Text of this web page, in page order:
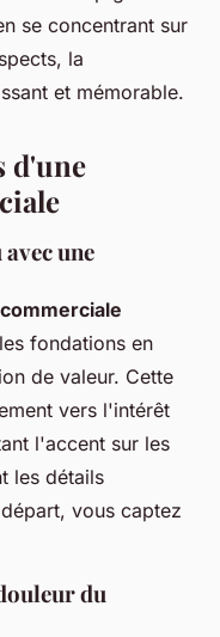
se concentrant sur
la
et mémorable.
d'une
une
fondations en
de valeur. Cette
vers l'intérêt
l'accent sur les
les détails
vous captez
du